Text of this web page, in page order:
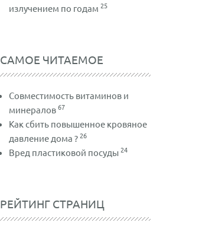
излучением по годам 25
САМОЕ ЧИТАЕМОЕ
Совместимость витаминов и
минералов 67
Как сбить повышенное кровяное
давление дома ? 26
Вред пластиковой посуды 24
РЕЙТИНГ СТРАНИЦ